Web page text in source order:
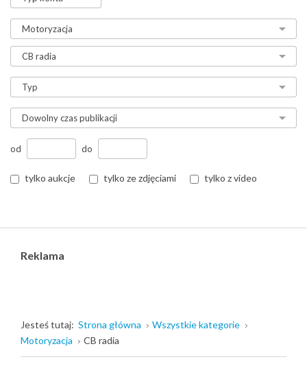
od do
tylko aukcje tylko ze zdjęciami tylko z video
Reklama
Jesteś tutaj: Strona główna
Wszystkie kategorie
Motoryzacja
CB radia